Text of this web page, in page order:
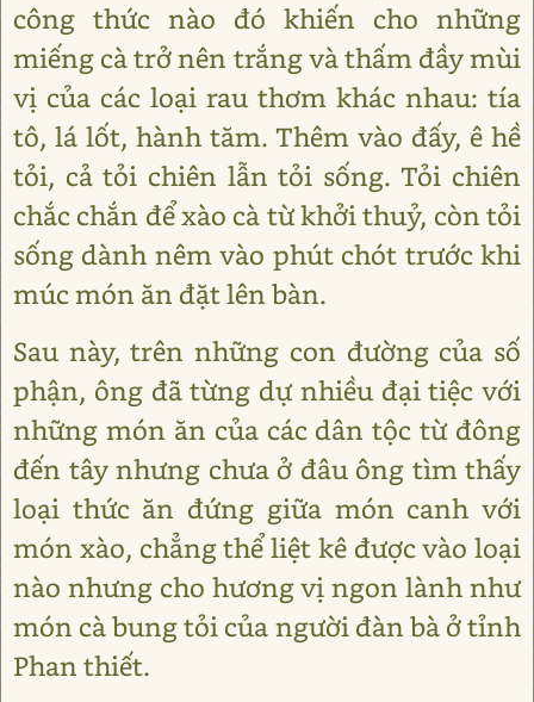
công thức nào đó khiến cho những
miếng cà trở nên trắng và thấm đầy mùi
vị của các loại rau thơm khác nhau: tía
tô, lá lốt, hành tăm. Thêm vào đấy, ê hề
tỏi, cả tỏi chiên lẫn tỏi sống. Tỏi chiên
chắc chắn để xào cà từ khởi thuỷ, còn tỏi
sống dành nêm vào phút chót trước khi
múc món ăn đặt lên bàn.
Sau này, trên những con đường của số
phận, ông đã từng dự nhiều đại tiệc với
những món ăn của các dân tộc từ đông
đến tây nhưng chưa ở đâu ông tìm thấy
loại thức ăn đứng giữa món canh với
món xào, chẳng thể liệt kê được vào loại
nào nhưng cho hương vị ngon lành như
món cà bung tỏi của người đàn bà ở tỉnh
Phan thiết.